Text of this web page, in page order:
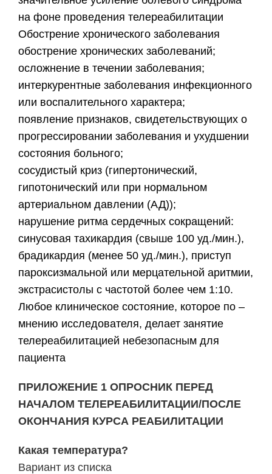
на фоне проведения телереабилитации
Обострение хронического заболевания
обострение хронических заболеваний;
осложнение в течении заболевания;
интеркурентные заболевания инфекционного
или воспалительного характера;
появление признаков, свидетельствующих о
прогрессировании заболевания и ухудшении
состояния больного;
сосудистый криз (гипертонический,
гипотонический или при нормальном
артериальном давлении (АД));
нарушение ритма сердечных сокращений:
синусовая тахикардия (свыше 100 уд./мин.),
брадикардия (менее 50 уд./мин.), приступ
пароксизмальной или мерцательной аритмии,
экстрасистолы с частотой более чем 1:10.
Любое клиническое состояние, которое по –
мнению исследователя, делает занятие
телереабилитацией небезопасным для
пациента
ПРИЛОЖЕНИЕ 1 ОПРОСНИК ПЕРЕД
НАЧАЛОМ ТЕЛЕРЕАБИЛИТАЦИИ/ПОСЛЕ
ОКОНЧАНИЯ КУРСА РЕАБИЛИТАЦИИ
Какая температура?
Вариант из списка